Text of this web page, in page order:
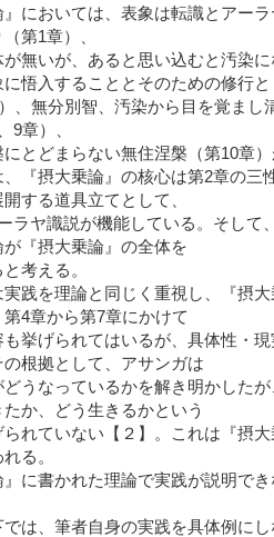
』においては、表象は転識とアー
第1章）、
無いが、あると思い込むと汚染
悟入することとそのための修行と
）、無分別智、汚染から目を覚ま
9章）、
にとどまらない無住涅槃（第10章
『摂大乗論』の核心は第2章の三
する道具立てとして、
ラヤ識説が機能している。そして
『摂大乗論』の全体を
考える。
践を理論と同じく重視し、『摂
4章から第7章にかけて
挙げられてはいるが、具体性・
の根拠として、アサンガは
どうなっているかを解き明かした
たか、どう生きるかという
れていない【２】。これは『摂
る。
』に書かれた理論で実践が説明で
では、筆者自身の実践を具体例に